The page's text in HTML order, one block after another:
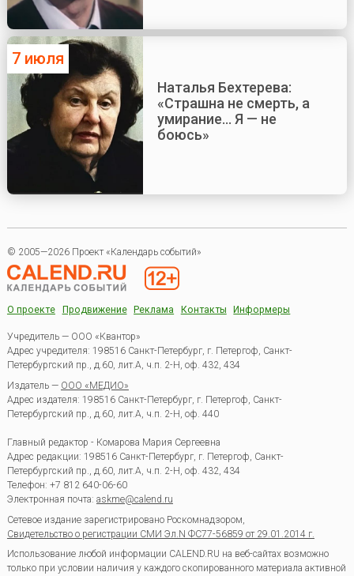
7 июля
Наталья Бехтерева:
«Страшна не смерть, а
умирание... Я — не
боюсь»
© 2005—2026 Проект «Календарь событий»
О проекте Продвижение Реклама Контакты Информеры
Учредитель — ООО «Квантор»
Адрес учредителя: 198516 Санкт-Петербург, г. Петергоф, Санкт-
Петербургский пр., д.60, лит.А, ч.п. 2-Н, оф. 432, 434
Издатель — ООО «МЕДИО»
Адрес издателя: 198516 Санкт-Петербург, г. Петергоф, Санкт-
Петербургский пр., д.60, лит.А, ч.п. 2-Н, оф. 440
Главный редактор - Комарова Мария Сергеевна
Адрес редакции: 198516 Санкт-Петербург, г. Петергоф, Санкт-
Петербургский пр., д.60, лит.А, ч.п. 2-Н, оф. 432, 434
Телефон: +7 812 640-06-60
Электронная почта: askme@calend.ru
Сетевое издание зарегистрировано Роскомнадзором,
Свидетельство о регистрации СМИ Эл.N ФС77-56859 от 29.01.2014 г.
Использование любой информации CALEND.RU на веб-сайтах возможно
только при условии наличия у каждого скопированного материала активной